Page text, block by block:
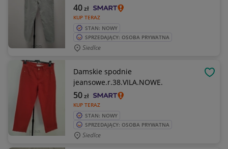
KUP TERAZ
40zł
STAN: NOWY
SPRZEDAJĄCY: OSOBA PRYWATNA
Siedlce
Damskie spodnie
jeansowe.r.38.VILA.NOWE.
KUP TERAZ
50zł
STAN: NOWY
SPRZEDAJĄCY: OSOBA PRYWATNA
Siedlce